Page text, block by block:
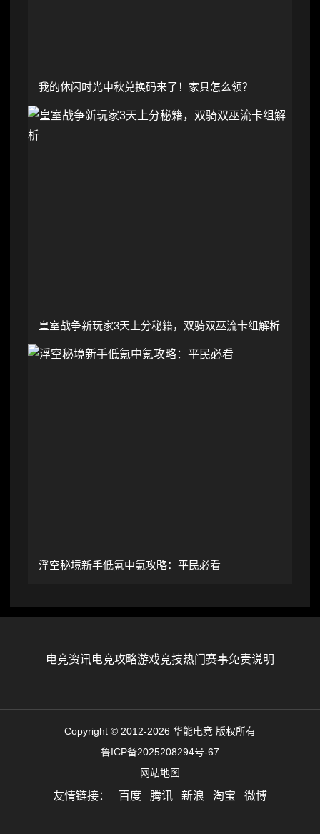
我的休闲时光中秋兑换码来了！家具怎么领？
皇室战争新玩家3天上分秘籍，双骑双巫流卡组解析
浮空秘境新手低氪中氪攻略：平民必看
电竞资讯电竞攻略游戏竞技热门赛事免责说明
Copyright © 2012-2026 华能电竞 版权所有
鲁ICP备2025208294号-67
网站地图
友情链接： 百度 腾讯 新浪 淘宝 微博